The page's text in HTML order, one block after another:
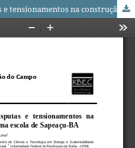
Entre o ideal e o real: disputas e tensionamentos na construção do currículo de uma escola de Sapeaçu-BA